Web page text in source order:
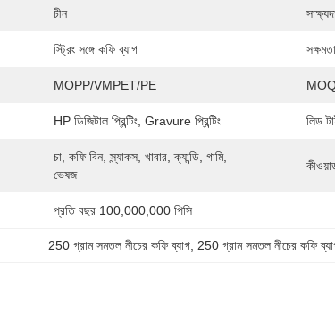
চীন
স্ট্রিং সঙ্গে কফি ব্যাগ
MOPP/VMPET/PE
HP ডিজিটাল প্রিন্টিং, Gravure প্রিন্টিং লিড
চা, কফি বিন, স্ন্যাকস, খাবার, ক্যান্ডি, গামি,
ভেষজ
প্রতি বছর 100,000,000 পিসি
250 গ্রাম সমতল নীচের কফি ব্যাগ 250 গ্রাম সমতল নীচের কফি